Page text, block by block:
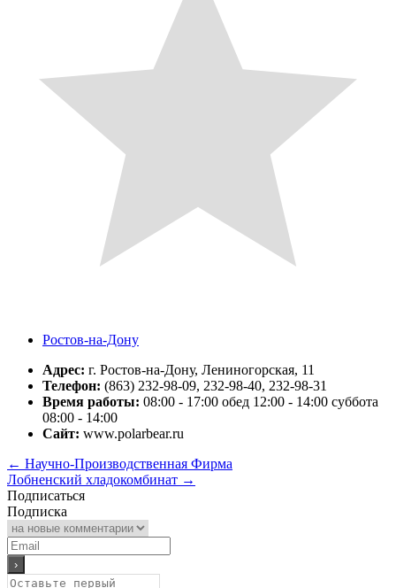
Ростов-на-Дону
Адрес: г. Ростов-на-Дону, Лениногорская, 11
Телефон: (863) 232-98-09, 232-98-40, 232-98-31
Время работы: 08:00 - 17:00 обед 12:00 - 14:00 суббота
08:00 - 14:00
Сайт: www.polarbear.ru
← Научно-Производственная Фирма
Лобненский хладокомбинат →
Подписаться
Подписка